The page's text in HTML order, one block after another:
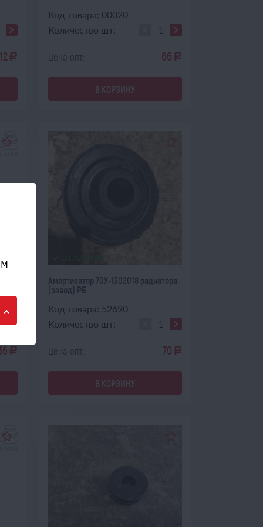
a
Код товара: 00020
Количество шт:
Цена опт: 66 a
В КОРЗИНУ
a
Амортизатор 70У-1302018 радиатора
(завод) РБ
Код товара: 52690
Количество шт:
Цена опт: 70 a
В КОРЗИНУ